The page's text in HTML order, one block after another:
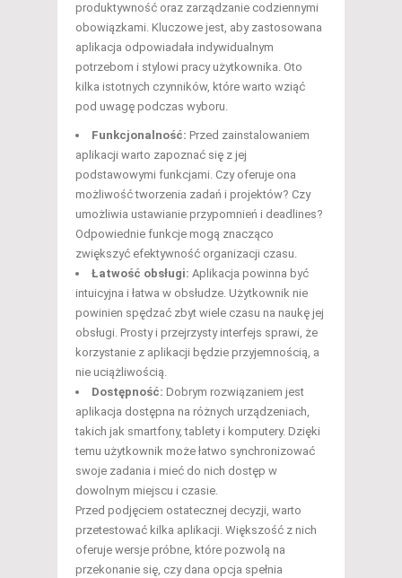
produktywność oraz zarządzanie codziennymi
obowiązkami. Kluczowe jest, aby zastosowana
aplikacja odpowiadała indywidualnym
potrzebom i stylowi pracy użytkownika. Oto
kilka istotnych czynników, które warto wziąć
pod uwagę podczas wyboru.
Funkcjonalność: Przed zainstalowaniem
aplikacji warto zapoznać się z jej
podstawowymi funkcjami. Czy oferuje ona
możliwość tworzenia zadań i projektów? Czy
umożliwia ustawianie przypomnień i deadlines?
Odpowiednie funkcje mogą znacząco
zwiększyć efektywność organizacji czasu.
Łatwość obsługi: Aplikacja powinna być
intuicyjna i łatwa w obsłudze. Użytkownik nie
powinien spędzać zbyt wiele czasu na naukę jej
obsługi. Prosty i przejrzysty interfejs sprawi, że
korzystanie z aplikacji będzie przyjemnością, a
nie uciążliwością.
Dostępność: Dobrym rozwiązaniem jest
aplikacja dostępna na różnych urządzeniach,
takich jak smartfony, tablety i komputery. Dzięki
temu użytkownik może łatwo synchronizować
swoje zadania i mieć do nich dostęp w
dowolnym miejscu i czasie.
Przed podjęciem ostatecznej decyzji, warto
przetestować kilka aplikacji. Większość z nich
oferuje wersje próbne, które pozwolą na
przekonanie się, czy dana opcja spełnia